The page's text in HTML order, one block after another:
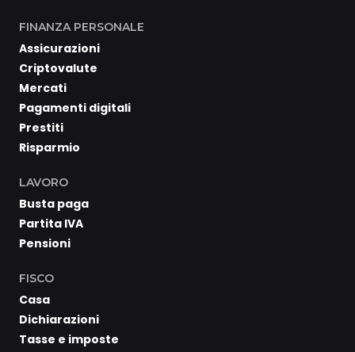
FINANZA PERSONALE
Assicurazioni
Criptovalute
Mercati
Pagamenti digitali
Prestiti
Risparmio
LAVORO
Busta paga
Partita IVA
Pensioni
FISCO
Casa
Dichiarazioni
Tasse e imposte